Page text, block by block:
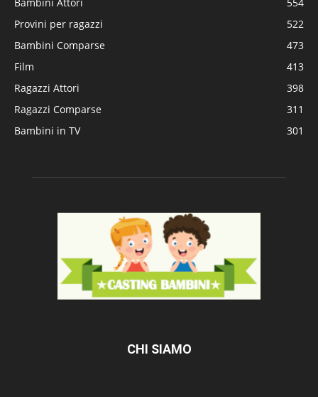
Bambini Attori
554
Provini per ragazzi
522
Bambini Comparse
473
Film
413
Ragazzi Attori
398
Ragazzi Comparse
311
Bambini in TV
301
CHI SIAMO